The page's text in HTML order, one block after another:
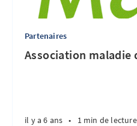
Partenaires
Association maladie
il y a 6 ans • 1 min de lecture